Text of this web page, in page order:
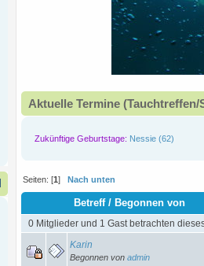
Aktuelle Termine
Zukünftige Geburtstage: Nessie (62)
Seiten: [1]Nach unten
Betreff/Begonnen von
0 Mitglieder und 1 Gast betrachten
Karin
Begonnen von admin